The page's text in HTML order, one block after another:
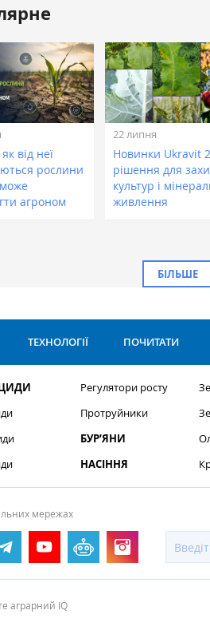
від неї
рослини
агроном
22 липня
Новинки Ukravit
рішення для
культур і
живлення
БІЛЬШЕ
ТЕХНОЛОГІЇ ПОЧИТАТИ
Регулятори росту
Протруйники
БУР’ЯНИ
НАСІННЯ
мережах
аграрний IQ